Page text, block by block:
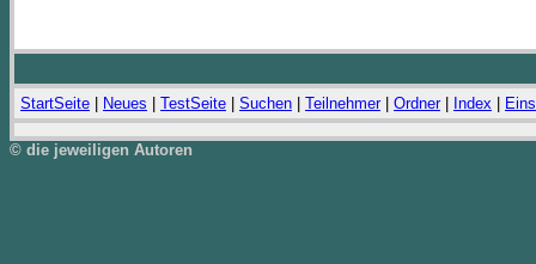
StartSeite Neues TestSeite Suchen Teilnehmer| Ordner| Index
© die jeweiligen Autoren